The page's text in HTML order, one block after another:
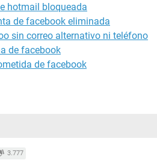
hotmail bloqueada
de facebook eliminada
sin correo alternativo ni teléfono
de facebook
de facebook
3.777